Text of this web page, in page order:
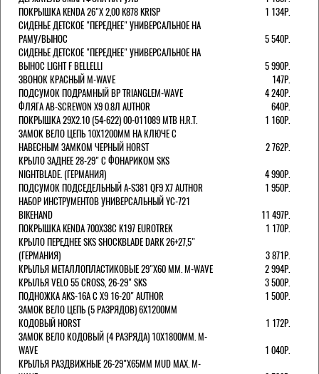
ПОКРЫШКА KENDA 26"Х 2,00 K878 KRISP
1 134Р.
СИДЕНЬЕ ДЕТСКОЕ "ПЕРЕДНЕЕ" УНИВЕРСАЛЬНОЕ НА
РАМУ/ВЫНОС
5 540Р.
СИДЕНЬЕ ДЕТСКОЕ "ПЕРЕДНЕЕ" УНИВЕРСАЛЬНОЕ НА
ВЫНОС LIGHT F BELLELLI
5 990Р.
ЗВОНОК КРАСНЫЙ M-WAVE
147Р.
ПОДСУМОК ПОДРАМНЫЙ BP TRIANGLEM-WAVE
4 240Р.
ФЛЯГА AB-SCREWON X9 0.8Л AUTHOR
640Р.
ПОКРЫШКА 29X2.10 (54-622) 00-011089 MTB H.R.T.
1 160Р.
ЗАМОК ВЕЛО ЦЕПЬ 10Х1200ММ НА КЛЮЧЕ С
НАВЕСНЫМ ЗАМКОМ ЧЕРНЫЙ HORST
2 762Р.
КРЫЛО ЗАДНЕЕ 28-29" С ФОНАРИКОМ SKS
NIGHTBLADE. (ГЕРМАНИЯ)
4 990Р.
ПОДСУМОК ПОДСЕДЕЛЬНЫЙ A-S381 QF9 X7 AUTHOR
1 950Р.
НАБОР ИНСТРУМЕНТОВ УНИВЕРСАЛЬНЫЙ YC-721
BIKEHAND
11 497Р.
ПОКРЫШКА KENDA 700Х38С K197 EUROTREK
1 170Р.
КРЫЛО ПЕРЕДНЕЕ SKS SHOCKBLADE DARK 26+27,5"
(ГЕРМАНИЯ)
3 871Р.
КРЫЛЬЯ МЕТАЛЛОПЛАСТИКОВЫЕ 29"Х60 ММ. M-WAVE
2 994Р.
КРЫЛЬЯ VELO 55 CROSS, 26-29" SKS
3 500Р.
ПОДНОЖКА AKS-16A C X9 16-20" AUTHOR
1 500Р.
ЗАМОК ВЕЛО ЦЕПЬ (5 РАЗРЯДОВ) 6Х1200ММ
КОДОВЫЙ HORST
1 172Р.
ЗАМОК ВЕЛО КОДОВЫЙ (4 РАЗРЯДА) 10Х1800ММ. M-
WAVE
1 040Р.
КРЫЛЬЯ РАЗДВИЖНЫЕ 26-29"Х65ММ MUD MAX. M-